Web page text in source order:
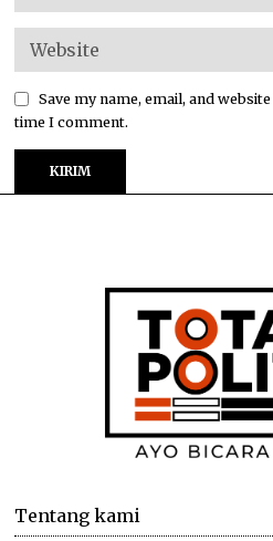
Save my name, email, and
time I comment.
Tentang kami